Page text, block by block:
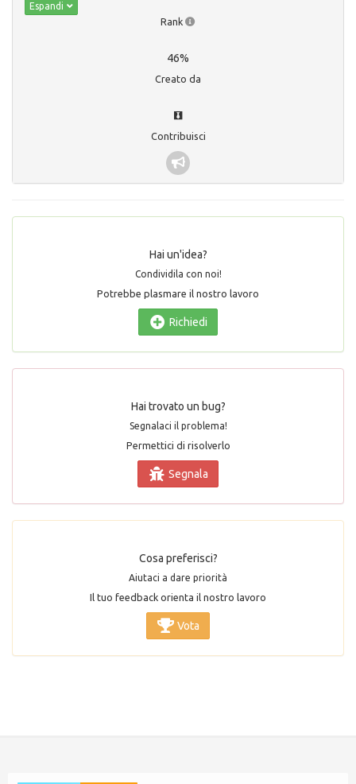
Espandi
Rank
46%
Creato da
Contribuisci
Hai un'idea?
Condividila con noi!
Potrebbe plasmare il nostro lavoro
Richiedi
Hai trovato un bug?
Segnalaci il problema!
Permettici di risolverlo
Segnala
Cosa preferisci?
Aiutaci a dare priorità
Il tuo feedback orienta il nostro lavoro
Vota